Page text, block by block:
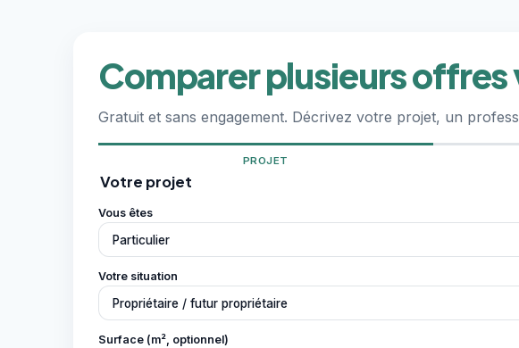
Comparer plusieurs offres
Gratuit et sans engagement. Décrivez votre projet, un
PROJET
Votre projet
Vous êtes
Votre situation
Surface (m², optionnel)